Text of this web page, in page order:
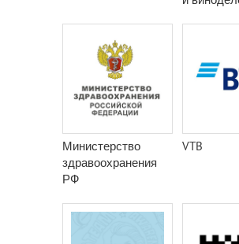
Министерство
здравоохранения
РФ
VTB